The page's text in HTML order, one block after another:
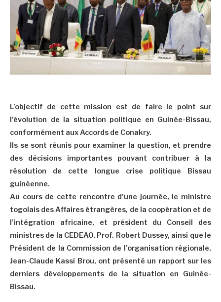
L’objectif de cette mission est de faire le point sur
l’évolution de la situation politique en Guinée-Bissau,
conformément aux Accords de Conakry.
Ils se sont réunis pour examiner la question, et prendre
des décisions importantes pouvant contribuer à la
résolution de cette longue crise politique Bissau
guinéenne.
Au cours de cette rencontre d’une journée, le ministre
togolais des Affaires étrangères, de la coopération et de
l’intégration africaine, et président du Conseil des
ministres de la CEDEAO, Prof. Robert Dussey, ainsi que le
Président de la Commission de l’organisation régionale,
Jean-Claude Kassi Brou, ont présenté un rapport sur les
derniers développements de la situation en Guinée-
Bissau.